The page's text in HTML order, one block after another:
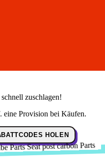
zuschlagen!
Provision bei Käufen.
HOLEN